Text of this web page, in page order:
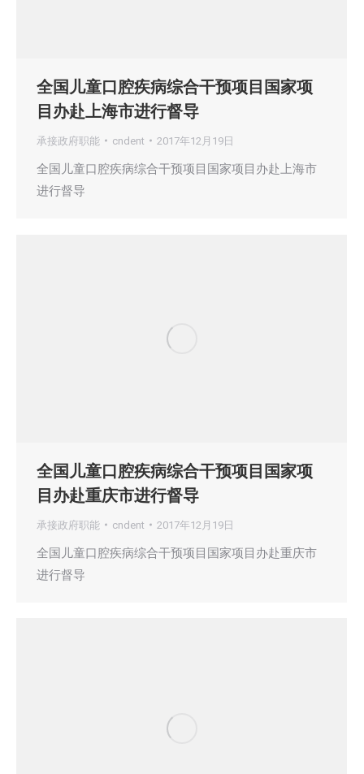
全国儿童口腔疾病综合干预项目国家项
目办赴上海市进行督导
承接政府职能 cndent 2017年12月19日
全国儿童口腔疾病综合干预项目国家项目办赴上海市
进行督导
全国儿童口腔疾病综合干预项目国家项
目办赴重庆市进行督导
承接政府职能 cndent 2017年12月19日
全国儿童口腔疾病综合干预项目国家项目办赴重庆市
进行督导